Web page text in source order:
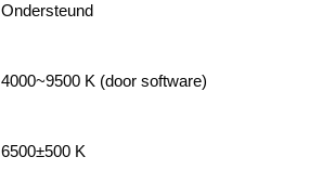
Ondersteund
4000~9500 K (door software)
6500±500 K